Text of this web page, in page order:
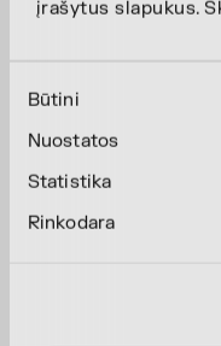
įrašytus slapukus.
Sutikimo
Būtini
Nuostatos
Statistika
Rinkodara